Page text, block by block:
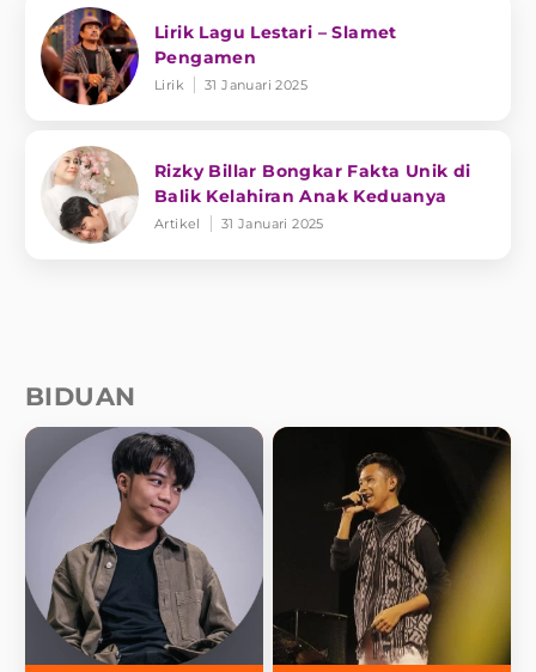
Lirik Lagu Lestari – Slamet
Pengamen
Lirik 31 Januari 2025
Rizky Billar Bongkar Fakta Unik di
Balik Kelahiran Anak Keduanya
Artikel 31 Januari 2025
BIDUAN